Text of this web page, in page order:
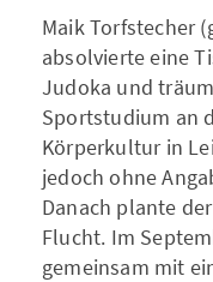
Maik Torfstecher
absolvierte eine
Judoka und
Sportstudium an
Körperkultur in
jedoch ohne
Danach plante
Flucht. Im
gemeinsam mit